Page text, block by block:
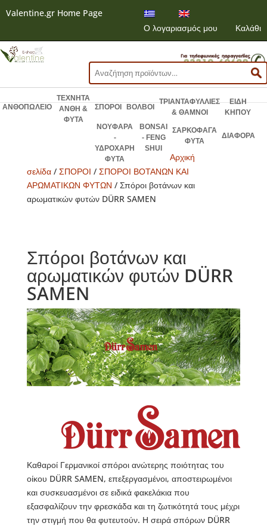
Valentine.gr Home Page
Ο λογαριασμός μου
Καλάθι
Αναζήτηση
για:
ΑΝΘΟΠΩΛΕΙΟ
ΤΕΧΝΗΤΑ
ΑΝΘΗ &
ΦΥΤΑ
ΣΠΟΡΟΙ ΒΟΛΒΟΙ
ΤΡΙΑΝΤΑΦΥΛΛΙΕΣ
& ΘΑΜΝΟΙ
ΕΙΔΗ
ΚΗΠΟΥ
ΝΟΥΦΑΡΑ
-
ΥΔΡΟΧΑΡΗ
ΦΥΤΑ
BONSAI
- FENG
SHUI
ΣΑΡΚΟΦΑΓΑ
ΦΥΤΑ
ΔΙΑΦΟΡΑ
Αρχική
σελίδα/ ΣΠΟΡΟΙ / ΣΠΟΡΟΙ ΒΟΤΑΝΩΝ ΚΑΙ
ΑΡΩΜΑΤΙΚΩΝ ΦΥΤΩΝ / Σπόροι βοτάνων και
αρωματικών φυτών DÜRR SAMEN
Σπόροι βοτάνων και
αρωματικών φυτών DÜRR
SAMEN
Καθαροί Γερμανικοί σπόροι ανώτερης ποιότητας του
οίκου DÜRR SAMEN, επεξεργασμένοι, αποστειρωμένοι
και συσκευασμένοι σε ειδικά φακελάκια που
εξασφαλίζουν την φρεσκάδα και τη ζωτικότητά τους μέχρι
την στιγμή που θα φυτευτούν. Η σειρά σπόρων DÜRR